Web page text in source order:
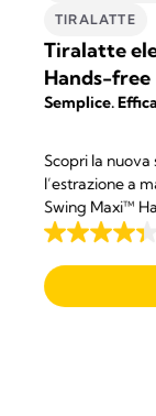
TIRALATTE
Tiralatte
Hands-free
Semplice.
Scopri la
l’estrazione a
Swing Maxi™
massima
4.3
su
5